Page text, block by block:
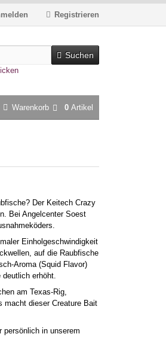
Registrieren
Suchen
Warenkorb 0 Artikel
Der Keitech Crazy
Bei Angelcenter Soest
Einholgeschwindigkeit
auf die Raubfische
Aroma (Squid Flavor)
erhöht.
am Texas-Rig,
macht dieser Creature Bait
persönlich in unserem